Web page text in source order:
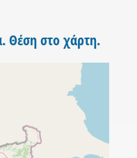
Θέση στο χάρτη.